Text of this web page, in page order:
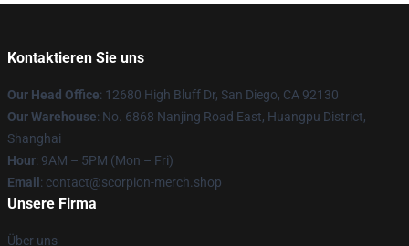
Kontaktieren Sie uns
Our Head Office: 12680 High Bluff Dr, San Diego, CA 92130
Our Warehouse: No. 6868 Nanjing Road East, Huangpu District,
Shanghai
Hour: 9AM – 5PM (Mon – Fri)
Email : contact@scorpion-merch.shop
Unsere Firma
Über uns